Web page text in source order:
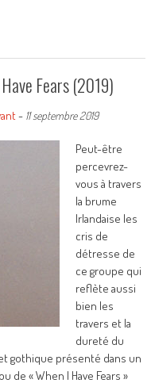
Fears (2019)
- 11 septembre 2019
Peut-être
percevrez-
vous à travers
la brume
Irlandaise les
cris de
détresse de
ce groupe qui
reflète aussi
bien les
travers et la
dureté du
gothique présenté dans un
de « When I Have Fears »